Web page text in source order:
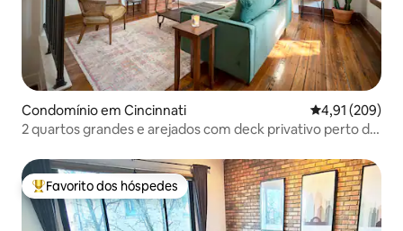
Condomínio em Cincinnati Classificação
4,91 (209)
2 quartos grandes e arejados com deck privativo perto de
Favoritos dos hóspedes mais apreciados
Favorito dos hóspedes